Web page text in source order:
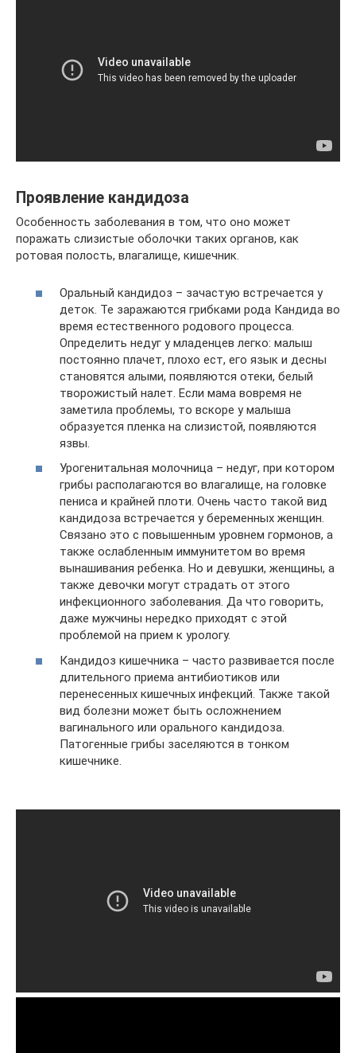
Проявление кандидоза
Особенность заболевания в том, что оно может
поражать слизистые оболочки таких органов, как
ротовая полость, влагалище, кишечник.
Оральный кандидоз – зачастую встречается у
деток. Те заражаются грибками рода Кандида во
время естественного родового процесса.
Определить недуг у младенцев легко: малыш
постоянно плачет, плохо ест, его язык и десны
становятся алыми, появляются отеки, белый
творожистый налет. Если мама вовремя не
заметила проблемы, то вскоре у малыша
образуется пленка на слизистой, появляются
язвы.
Урогенитальная молочница – недуг, при котором
грибы располагаются во влагалище, на головке
пениса и крайней плоти. Очень часто такой вид
кандидоза встречается у беременных женщин.
Связано это с повышенным уровнем гормонов, а
также ослабленным иммунитетом во время
вынашивания ребенка. Но и девушки, женщины, а
также девочки могут страдать от этого
инфекционного заболевания. Да что говорить,
даже мужчины нередко приходят с этой
проблемой на прием к урологу.
Кандидоз кишечника – часто развивается после
длительного приема антибиотиков или
перенесенных кишечных инфекций. Также такой
вид болезни может быть осложнением
вагинального или орального кандидоза.
Патогенные грибы заселяются в тонком
кишечнике.